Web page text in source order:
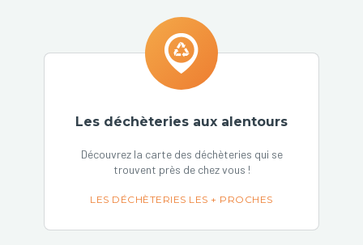
Les déchèteries aux alentours
Découvrez la carte des déchèteries qui se
trouvent près de chez vous !
LES DÉCHÈTERIES LES + PROCHES